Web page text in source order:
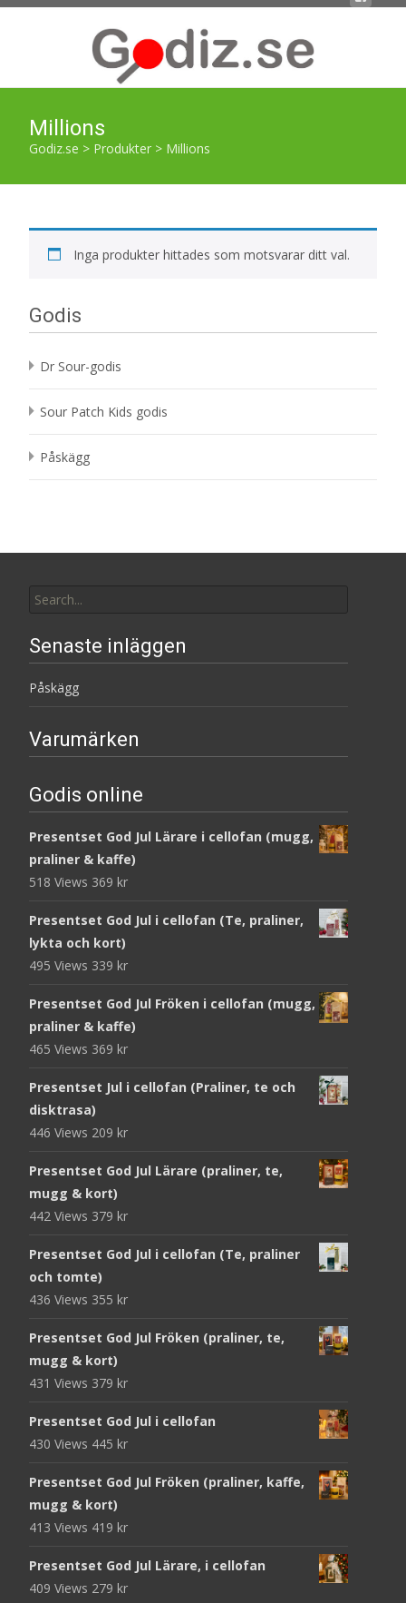
Millions
Godiz.se > Produkter > Millions
Inga produkter hittades som motsvarar ditt val.
Godis
Dr Sour-godis
Sour Patch Kids godis
Påskägg
for:
Senaste inläggen
Påskägg
Varumärken
Godis online
Presentset God Jul Lärare i cellofan (mugg,
praliner & kaffe)
518 Views 369 kr
Presentset God Jul i cellofan (Te, praliner,
lykta och kort)
495 Views 339 kr
Presentset God Jul Fröken i cellofan (mugg,
praliner & kaffe)
465 Views 369 kr
Presentset Jul i cellofan (Praliner, te och
disktrasa)
446 Views 209 kr
Presentset God Jul Lärare (praliner, te,
mugg & kort)
442 Views 379 kr
Presentset God Jul i cellofan (Te, praliner
och tomte)
436 Views 355 kr
Presentset God Jul Fröken (praliner, te,
mugg & kort)
431 Views 379 kr
Presentset God Jul i cellofan
430 Views 445 kr
Presentset God Jul Fröken (praliner, kaffe,
mugg & kort)
413 Views 419 kr
Presentset God Jul Lärare, i cellofan
409 Views 279 kr